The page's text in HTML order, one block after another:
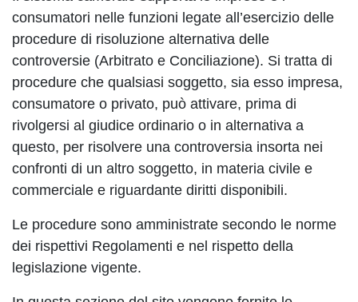
consumatori nelle funzioni legate all’esercizio delle
procedure di risoluzione alternativa delle
controversie (Arbitrato e Conciliazione). Si tratta di
procedure che qualsiasi soggetto, sia esso impresa,
consumatore o privato, può attivare, prima di
rivolgersi al giudice ordinario o in alternativa a
questo, per risolvere una controversia insorta nei
confronti di un altro soggetto, in materia civile e
commerciale e riguardante diritti disponibili.
Le procedure sono amministrate secondo le norme
dei rispettivi Regolamenti e nel rispetto della
legislazione vigente.